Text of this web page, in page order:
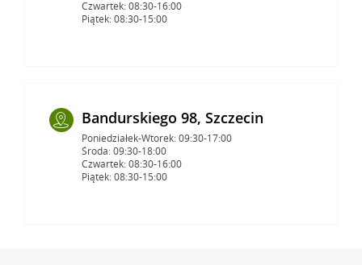
Czwartek: 08:30-16:00
Piątek: 08:30-15:00
Bandurskiego 98, Szczecin
Poniedziałek-Wtorek: 09:30-17:00
Środa: 09:30-18:00
Czwartek: 08:30-16:00
Piątek: 08:30-15:00